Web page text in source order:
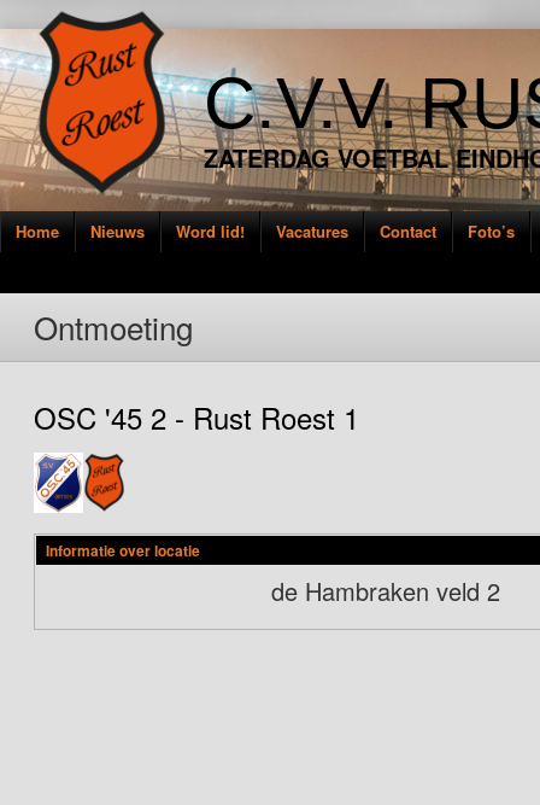
C.V.V.
ZATERDAG VOETBAL
Home Nieuws Word lid! Vacatures Contact Foto’s
Ontmoeting
OSC '45 2 - Rust Roest 1
Informatie over locatie
de Hambraken veld 2